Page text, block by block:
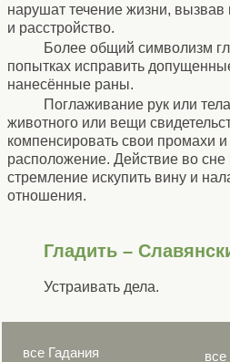
нарушат течение жизни,
и расстройство.
Более общий символизм
попытках исправить
нанесённые раны.
Поглаживание рук или
животного или вещи
компенсировать свои промахи
расположение. Действие во сне
стремление искупить вину и
отношения.
Гладить –
Устраивать дела.
все Гадания
все